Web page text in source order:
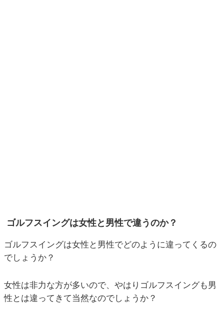
ゴルフスイングは女性と男性で違うのか？
ゴルフスイングは女性と男性でどのように違ってくるの
でしょうか？
女性は非力な方が多いので、やはりゴルフスイングも男
性とは違ってきて当然なのでしょうか？